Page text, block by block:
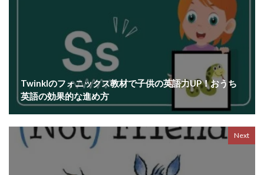
Twinklのフォニックス教材で子供の英語力UP！おうち
英語の効果的な進め方
Next